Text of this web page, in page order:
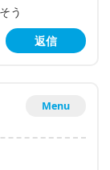
う
返信
Menu